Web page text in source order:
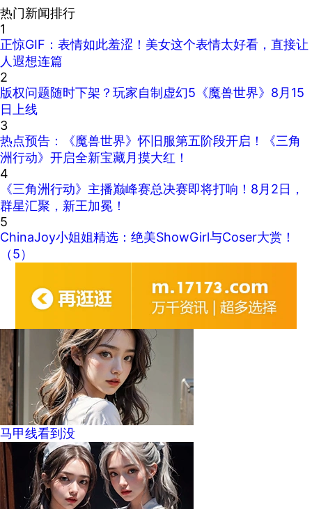
热门新闻排行
1
正惊GIF：表情如此羞涩！美女这个表情太好看，直接让
人遐想连篇
2
版权问题随时下架？玩家自制虚幻5《魔兽世界》8月15
日上线
3
热点预告：《魔兽世界》怀旧服第五阶段开启！《三角
洲行动》开启全新宝藏月摸大红！
4
《三角洲行动》主播巅峰赛总决赛即将打响！8月2日，
群星汇聚，新王加冕！
5
ChinaJoy小姐姐精选：绝美ShowGirl与Coser大赏！
（5）
马甲线看到没